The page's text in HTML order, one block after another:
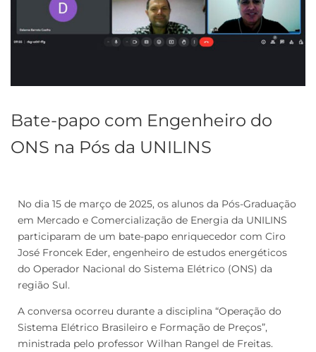
Bate-papo com Engenheiro do
ONS na Pós da UNILINS
No dia 15 de março de 2025, os alunos da Pós-Graduação
em Mercado e Comercialização de Energia da UNILINS
participaram de um bate-papo enriquecedor com Ciro
José Froncek Eder, engenheiro de estudos energéticos
do Operador Nacional do Sistema Elétrico (ONS) da
região Sul.
A conversa ocorreu durante a disciplina “Operação do
Sistema Elétrico Brasileiro e Formação de Preços”,
ministrada pelo professor Wilhan Rangel de Freitas.